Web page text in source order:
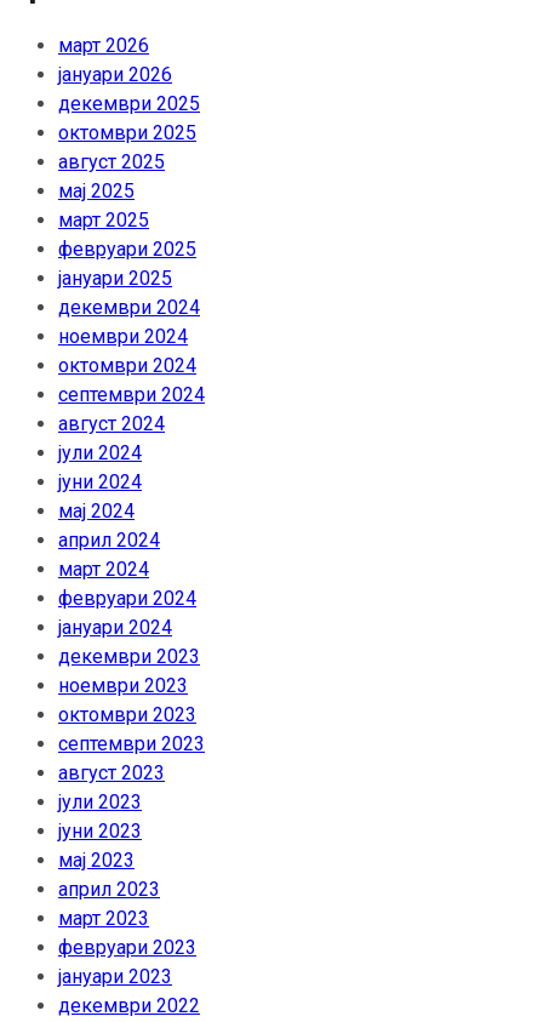
март 2026
јануари 2026
декември 2025
октомври 2025
август 2025
мај 2025
март 2025
февруари 2025
јануари 2025
декември 2024
ноември 2024
октомври 2024
септември 2024
август 2024
јули 2024
јуни 2024
мај 2024
април 2024
март 2024
февруари 2024
јануари 2024
декември 2023
ноември 2023
октомври 2023
септември 2023
август 2023
јули 2023
јуни 2023
мај 2023
април 2023
март 2023
февруари 2023
јануари 2023
декември 2022